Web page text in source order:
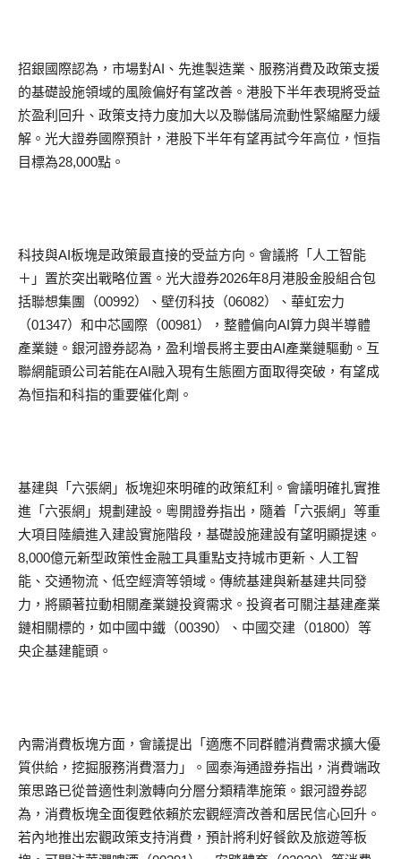
招銀國際認為，市場對AI、先進製造業、服務消費及政策支援
的基礎設施領域的風險偏好有望改善。港股下半年表現將受益
於盈利回升、政策支持力度加大以及聯儲局流動性緊縮壓力緩
解。光大證券國際預計，港股下半年有望再試今年高位，恒指
目標為28,000點。
科技與AI板塊是政策最直接的受益方向。會議將「人工智能
＋」置於突出戰略位置。光大證券2026年8月港股金股組合包
括聯想集團（00992）、壁仞科技（06082）、華虹宏力
（01347）和中芯國際（00981），整體偏向AI算力與半導體
產業鏈。銀河證券認為，盈利增長將主要由AI產業鏈驅動。互
聯網龍頭公司若能在AI融入現有生態圈方面取得突破，有望成
為恒指和科指的重要催化劑。
基建與「六張網」板塊迎來明確的政策紅利。會議明確扎實推
進「六張網」規劃建設。粵開證券指出，隨着「六張網」等重
大項目陸續進入建設實施階段，基礎設施建設有望明顯提速。
8,000億元新型政策性金融工具重點支持城市更新、人工智
能、交通物流、低空經濟等領域。傳統基建與新基建共同發
力，將顯著拉動相關產業鏈投資需求。投資者可關注基建產業
鏈相關標的，如中國中鐵（00390）、中國交建（01800）等
央企基建龍頭。
內需消費板塊方面，會議提出「適應不同群體消費需求擴大優
質供給，挖掘服務消費潛力」。國泰海通證券指出，消費端政
策思路已從普適性刺激轉向分層分類精準施策。銀河證券認
為，消費板塊全面復甦依賴於宏觀經濟改善和居民信心回升。
若內地推出宏觀政策支持消費，預計將利好餐飲及旅遊等板